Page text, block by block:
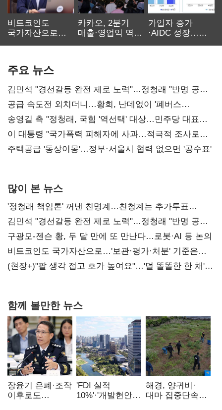
비트코인도
국가자산으로…'
카카오, 2분기
매출·영업익 역대
가입자 증가
·AIDC 성장…
주요 뉴스
김민석 "경선갈등 완전 제로 노력"…정청래 "반명 공세
사과부터"
공급 속도전 외치더니…황희, 난데없이 '폐버스
리모델링' 제안
송영길 측 "정청래, 국힘 '역선택' 대상…민주당 대표로
총선 지휘 못해"
이 대통령 "국가폭력 피해자에 사과…적극적 조사로
진실 밝혀야"
주택공급 '동상이몽'…정부·서울시 협력 없으면 '공수표'
많이 본 뉴스
'정청래 책임론' 꺼낸 친명계…친청계는 추가투표
때리기
김민석 "경선갈등 완전 제로 노력"…정청래 "반명 공세
사과부터"
구광모-젠슨 황, 두 달 만에 또 만난다…로봇·AI 등 논의
비트코인도 국가자산으로…'보관·평가·처분' 기준은
숙제
(현장+)"팔 생각 접고 호가 높여요"…'덜 똘똘한 한 채'
함께 볼만한 뉴스
장윤기 은폐·조작
이후로도
'FDI 실적
10%'·'개발현안
해경, 양귀비·
대마 집중단속…